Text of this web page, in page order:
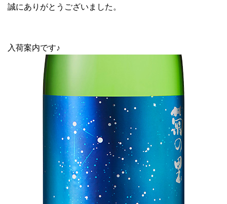
誠にありがとうございました。
入荷案内です♪